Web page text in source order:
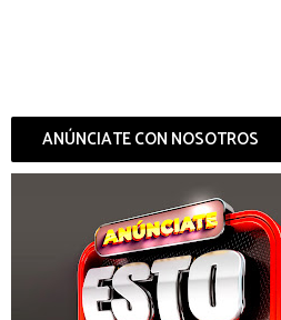
ANÚNCIATE CON NOSOTROS